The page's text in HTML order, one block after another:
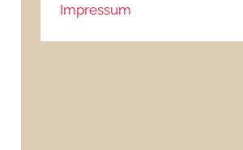
Impressum